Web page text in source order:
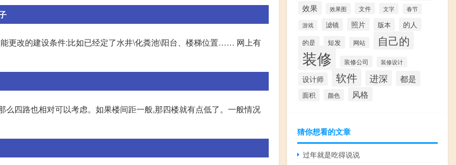
更改的建设条件:比如已经定了水井\化粪池\阳台、楼梯位置…… 网上有
四路也相对可以考虑。如果楼间距一般,那四楼就有点低了。一般情况
效果 效果图 文件 文字 春节
游戏 滤镜 照片 版本 的人
的是 短发 网站 自己的
装修 装修公司 装修设计
设计师 软件 进深 都是
面积 颜色 风格
猜你想看的文章
过年就是吃得说说